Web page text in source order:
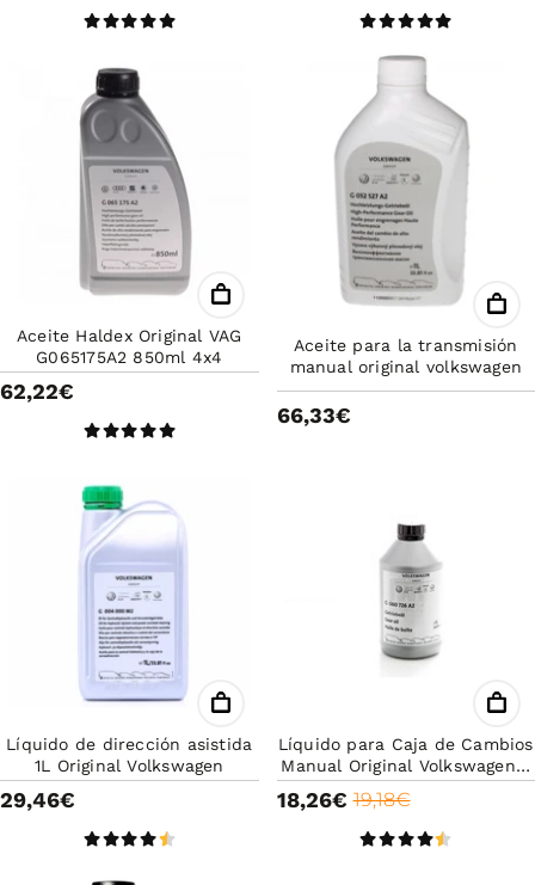
Aceite Haldex Original VAG
G065175A2 850ml 4x4
62,22€
Aceite para la transmisión
manual original volkswagen
66,33€
Líquido de dirección asistida
1L Original Volkswagen
29,46€
Líquido para Caja de Cambios
Manual Original Volkswagen -
Viscosidad 75W, Máxima
Protección y Rendimiento
Óptimo
19,18€
18,26€